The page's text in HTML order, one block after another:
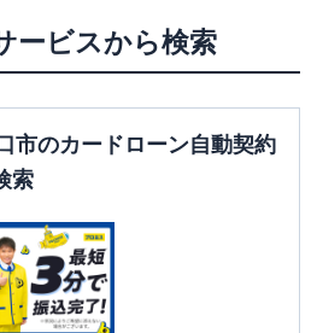
ービスから検索
市のカードローン自動契約
索